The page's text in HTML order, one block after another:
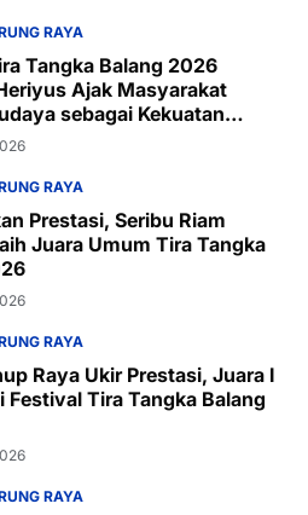
RAYA
Tangka Balang 2026
Ajak Masyarakat
sebagai Kekuatan
RAYA
Prestasi, Seribu Riam
Juara Umum Tira Tangka
RAYA
Raya Ukir Prestasi, Juara I
Festival Tira Tangka Balang
RAYA